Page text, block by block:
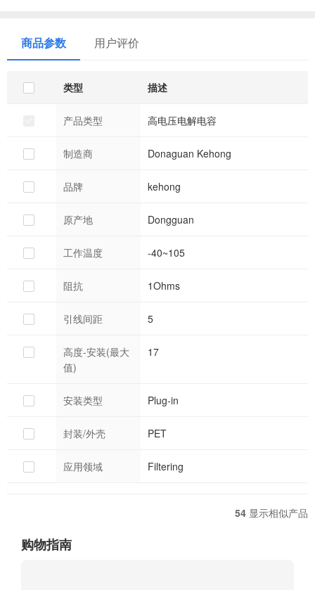
navigation antenna
Time Monitoring
商品参数 用户评价
类型 描述
产品类型 高电压电解电容
制造商 Donaguan Kehong
品牌 kehong
原产地 Dongguan
工作温度 -40~105
阻抗 1Ohms
引线间距 5
高度-安装(最大
值)
17
安装类型 Plug-in
封装/外壳 PET
应用领域 Filtering
54 显示相似产品
购物指南